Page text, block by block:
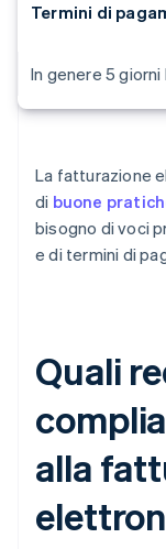
Termini di
In genere 5
La fatturazione
di buone
bisogno di voci
e di termini di
Quali
alla